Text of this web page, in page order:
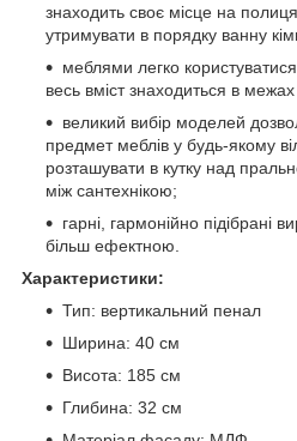
знаходить своє місце на
утримувати в порядку ванну
меблями легко
весь вміст знаходиться в межах
великий вибір моделей
предмет меблів у будь-якому
розташувати в кутку над
між сантехнікою;
гарні, гармонійно підібрані
більш ефектною.
Характеристики:
Тип: вертикальний пенал
Ширина: 40 см
Висота: 185 см
Глибина: 32 см